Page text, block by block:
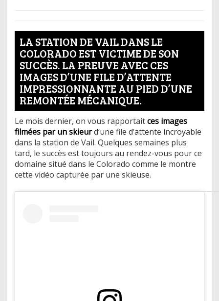
LA STATION DE VAIL DANS LE
COLORADO EST VICTIME DE SON
SUCCÈS. LA PREUVE AVEC CES
IMAGES D’UNE FILE D’ATTENTE
IMPRESSIONNANTE AU PIED D’UNE
REMONTÉE MÉCANIQUE.
Le mois dernier, on vous rapportaitces images
filmées par un skieurd’une file d’attente incroyable
dans la station de Vail. Quelques semaines plus
tard, le succès est toujours au rendez-vous pour ce
domaine situé dans le Colorado comme le montre
cette vidéo capturée par une skieuse.